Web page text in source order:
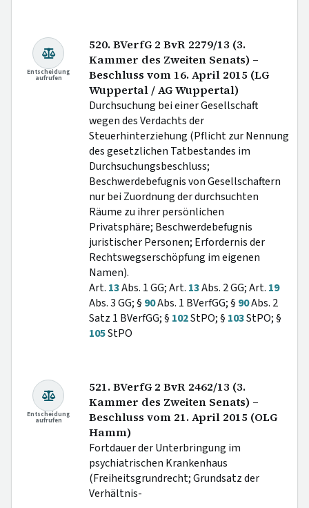
Entscheidung
aufrufen
520. BVerfG 2 BvR 2279/13 (3.
Kammer des Zweiten Senats) –
Beschluss vom 16. April 2015 (LG
Wuppertal / AG Wuppertal)
Durchsuchung bei einer Gesellschaft
wegen des Verdachts der
Steuerhinterziehung (Pflicht zur Nennung
des gesetzlichen Tatbestandes im
Durchsuchungsbeschluss;
Beschwerdebefugnis von Gesellschaftern
nur bei Zuordnung der durchsuchten
Räume zu ihrer persönlichen
Privatsphäre; Beschwerdebefugnis
juristischer Personen; Erfordernis der
Rechtswegserschöpfung im eigenen
Namen).
Art. 13Abs. 1 GG; Art. 13Abs. 2 GG; Art. 19
Abs. 3 GG; § 90Abs. 1 BVerfGG; § 90Abs. 2
Satz 1 BVerfGG; § 102StPO; § 103StPO; §
105StPO
Entscheidung
aufrufen
521. BVerfG 2 BvR 2462/13 (3.
Kammer des Zweiten Senats) –
Beschluss vom 21. April 2015 (OLG
Hamm)
Fortdauer der Unterbringung im
psychiatrischen Krankenhaus
(Freiheitsgrundrecht; Grundsatz der
Verhältnis-